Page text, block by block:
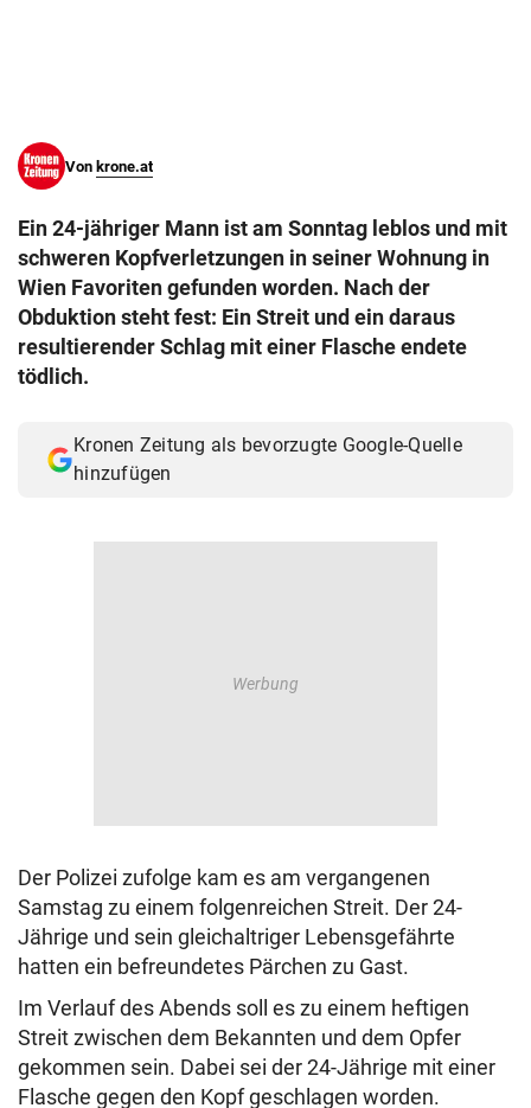
Von krone.at
Ein 24-jähriger Mann ist am Sonntag leblos und mit
schweren Kopfverletzungen in seiner Wohnung in
Wien Favoriten gefunden worden. Nach der
Obduktion steht fest: Ein Streit und ein daraus
resultierender Schlag mit einer Flasche endete
tödlich.
Kronen Zeitung als bevorzugte Google-Quelle
hinzufügen
Der Polizei zufolge kam es am vergangenen
Samstag zu einem folgenreichen Streit. Der 24-
Jährige und sein gleichaltriger Lebensgefährte
hatten ein befreundetes Pärchen zu Gast.
Im Verlauf des Abends soll es zu einem heftigen
Streit zwischen dem Bekannten und dem Opfer
gekommen sein. Dabei sei der 24-Jährige mit einer
Flasche gegen den Kopf geschlagen worden.